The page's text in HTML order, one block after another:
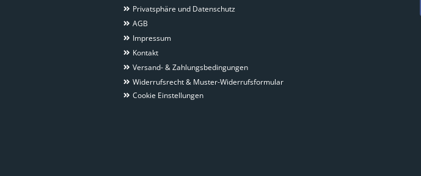
Privatsphäre und Datenschutz
AGB
Impressum
Kontakt
Versand- & Zahlungsbedingungen
Widerrufsrecht & Muster-Widerrufsformular
Cookie Einstellungen